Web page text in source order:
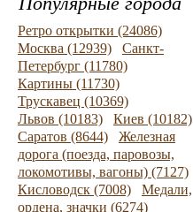
Ретро открытки (24086)
Москва (12939)
Санкт-
Петербург (11780)
Картины (11730)
Трускавец (10369)
Львов (10183)
Киев (10182)
Саратов (8644)
Железная
дорога (поезда, паровозы,
локомотивы, вагоны) (7127)
Кисловодск (7008)
Медали,
ордена, значки (6274)